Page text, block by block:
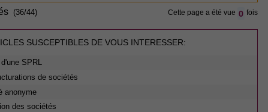
(36/44) Cette page a été vue 0 fois
SUSCEPTIBLES DE VOUS INTERESSER:
SPRL
de sociétés
anonyme
des sociétés